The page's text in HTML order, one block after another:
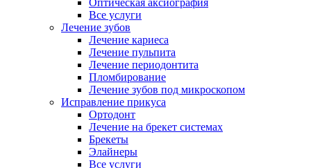
Оптическая аксиография
Все услуги
Лечение зубов
Лечение кариеса
Лечение пульпита
Лечение периодонтита
Пломбирование
Лечение зубов под микроскопом
Исправление прикуса
Ортодонт
Лечение на брекет системах
Брекеты
Элайнеры
Все услуги